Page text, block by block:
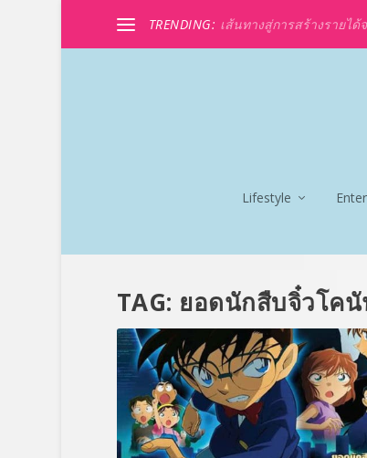
TRENDING: เส้นทางสู่การสร้างรายได้
Lifestyle
TAG: ยอดนักสืบจิ๋วโค